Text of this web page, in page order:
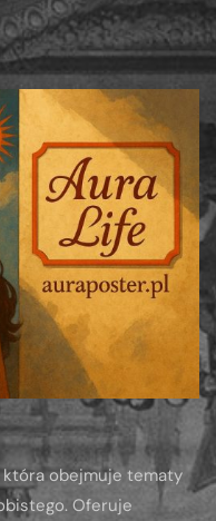
obejmuje tematy
Oferuje